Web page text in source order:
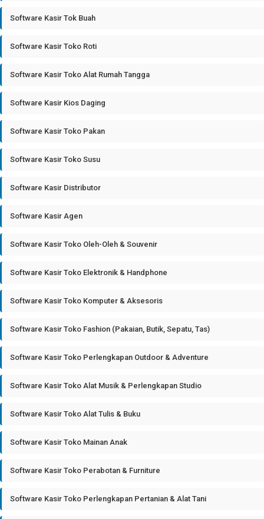
Software Kasir Tok Buah
Software Kasir Toko Roti
Software Kasir Toko Alat Rumah Tangga
Software Kasir Kios Daging
Software Kasir Toko Pakan
Software Kasir Toko Susu
Software Kasir Distributor
Software Kasir Agen
Software Kasir Toko Oleh-Oleh & Souvenir
Software Kasir Toko Elektronik & Handphone
Software Kasir Toko Komputer & Aksesoris
Software Kasir Toko Fashion (Pakaian, Butik, Sepatu, Tas)
Software Kasir Toko Perlengkapan Outdoor & Adventure
Software Kasir Toko Alat Musik & Perlengkapan Studio
Software Kasir Toko Alat Tulis & Buku
Software Kasir Toko Mainan Anak
Software Kasir Toko Perabotan & Furniture
Software Kasir Toko Perlengkapan Pertanian & Alat Tani